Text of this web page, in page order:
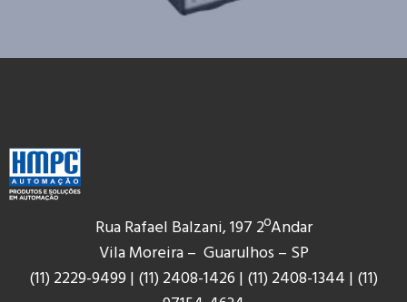
Rua Rafael Balzani, 197 2ºAndar
Vila Moreira – Guarulhos – SP
(11) 2229-9499| (11) 2408-1426 | (11) 2408-1344 | (11)